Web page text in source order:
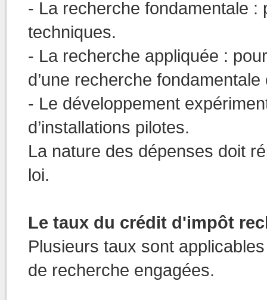
- La recherche fondamentale :
techniques.
- La recherche appliquée :
d’une recherche
- Le développement
d’installations pilotes.
La nature des dépenses doit
loi.
Le taux du crédit d'impôt
Plusieurs taux sont
de recherche engagées.